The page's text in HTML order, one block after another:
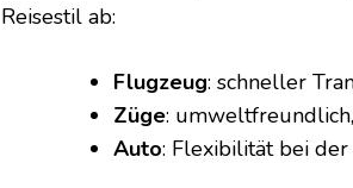
Reisestil ab:
Flugzeug: schneller
Züge:
Auto: Flexibilität bei